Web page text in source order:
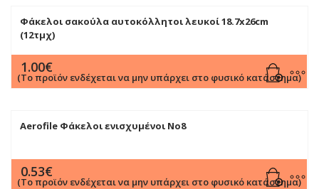
Φάκελοι σακούλα αυτοκόλλητοι λευκοί 18.7x26cm
(12τμχ)
1.00€
(Το προϊόν ενδέχεται να μην υπάρχει στο φυσικό κατάστημα)
Aerofile Φάκελοι ενισχυμένοι No8
0.53€
(Το προϊόν ενδέχεται να μην υπάρχει στο φυσικό κατάστημα)